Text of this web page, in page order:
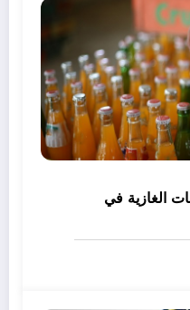
قانون المشروبات و المشروبات الغازية في